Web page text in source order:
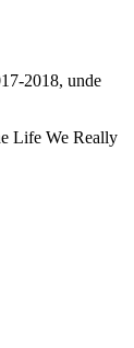
2018, unde
Life We Really